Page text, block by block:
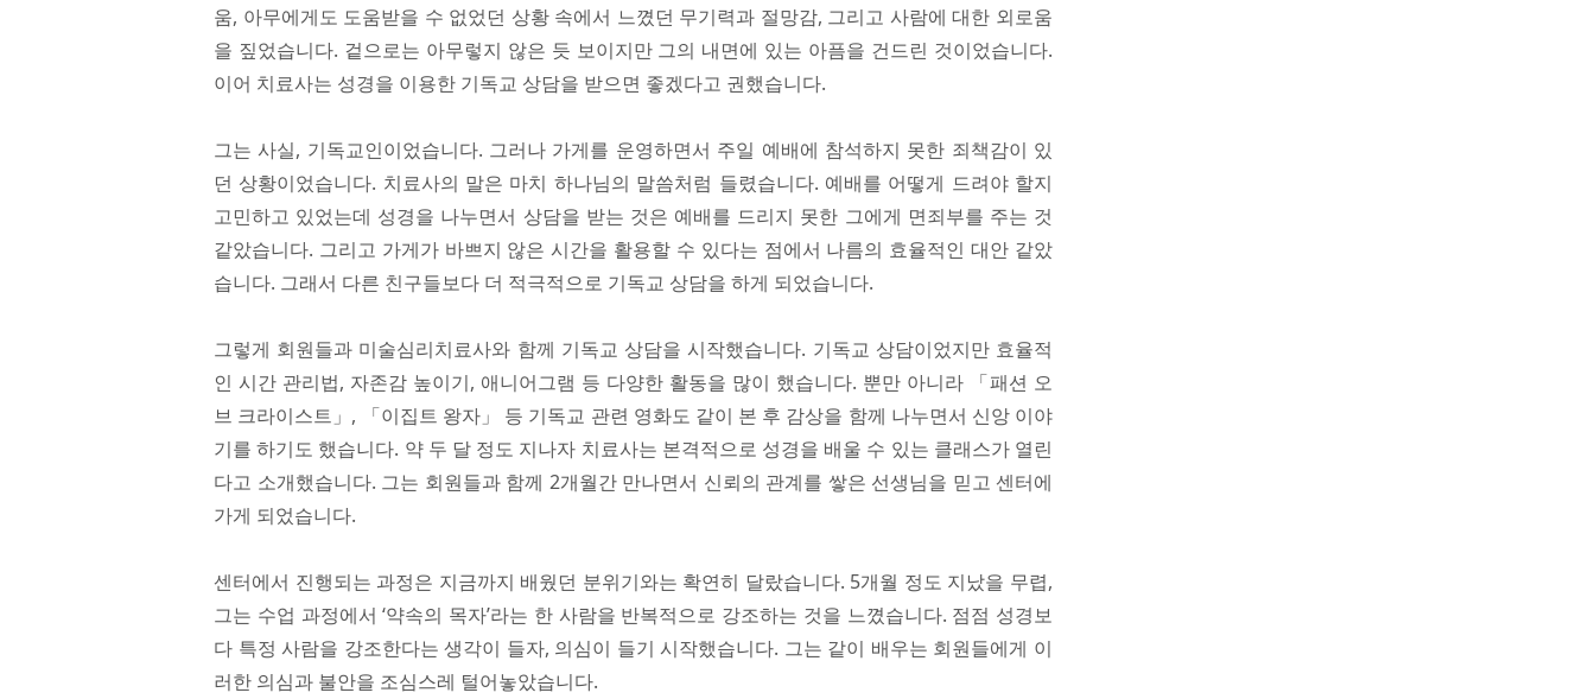
움, 아무에게도 도움받을 수 없었던 상황 속에서 느꼈던 무기력과 절망감, 그리고 사람에 대한 외로움
을 짚었습니다. 겉으로는 아무렇지 않은 듯 보이지만 그의 내면에 있는 아픔을 건드린 것이었습니다.
이어 치료사는 성경을 이용한 기독교 상담을 받으면 좋겠다고 권했습니다.
그는 사실, 기독교인이었습니다. 그러나 가게를 운영하면서 주일 예배에 참석하지 못한 죄책감이 있
던 상황이었습니다. 치료사의 말은 마치 하나님의 말씀처럼 들렸습니다. 예배를 어떻게 드려야 할지
고민하고 있었는데 성경을 나누면서 상담을 받는 것은 예배를 드리지 못한 그에게 면죄부를 주는 것
같았습니다. 그리고 가게가 바쁘지 않은 시간을 활용할 수 있다는 점에서 나름의 효율적인 대안 같았
습니다. 그래서 다른 친구들보다 더 적극적으로 기독교 상담을 하게 되었습니다.
그렇게 회원들과 미술심리치료사와 함께 기독교 상담을 시작했습니다. 기독교 상담이었지만 효율적
인 시간 관리법, 자존감 높이기, 애니어그램 등 다양한 활동을 많이 했습니다. 뿐만 아니라 「패션 오
브 크라이스트」, 「이집트 왕자」 등 기독교 관련 영화도 같이 본 후 감상을 함께 나누면서 신앙 이야
기를 하기도 했습니다. 약 두 달 정도 지나자 치료사는 본격적으로 성경을 배울 수 있는 클래스가 열린
다고 소개했습니다. 그는 회원들과 함께 2개월간 만나면서 신뢰의 관계를 쌓은 선생님을 믿고 센터에
가게 되었습니다.
센터에서 진행되는 과정은 지금까지 배웠던 분위기와는 확연히 달랐습니다. 5개월 정도 지났을 무렵,
그는 수업 과정에서 ‘약속의 목자’라는 한 사람을 반복적으로 강조하는 것을 느꼈습니다. 점점 성경보
다 특정 사람을 강조한다는 생각이 들자, 의심이 들기 시작했습니다. 그는 같이 배우는 회원들에게 이
러한 의심과 불안을 조심스레 털어놓았습니다.